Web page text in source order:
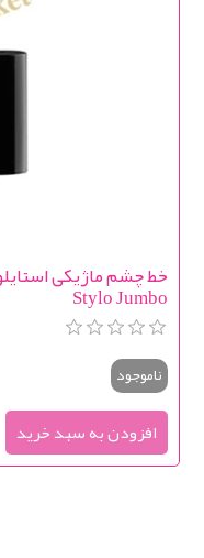
Stylo Jumbo
ناموجود